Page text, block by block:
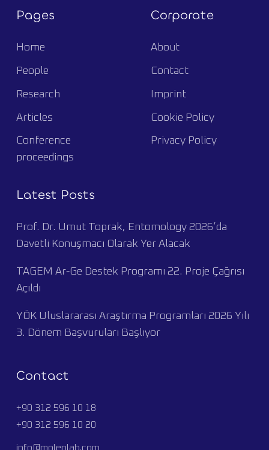
Pages
Home
People
Research
Articles
Conference
proceedings
Corporate
About
Contact
Imprint
Cookie Policy
Privacy Policy
Latest Posts
Prof. Dr. Umut Toprak, Entomology 2026’da
Davetli Konuşmacı Olarak Yer Alacak
TAGEM Ar-Ge Destek Programı 22. Proje Çağrısı
Açıldı
YÖK Uluslararası Araştırma Programları 2026 Yılı
3. Dönem Başvuruları Başlıyor
Contact
+90 312 596 10 18
+90 312 596 10 20
info@molenlab.com